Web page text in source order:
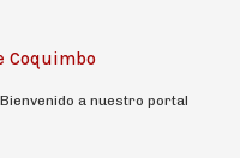
a nuestro portal